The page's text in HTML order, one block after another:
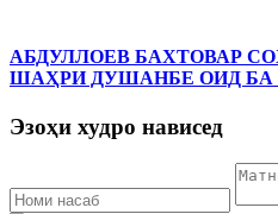
АБДУЛЛОЕВ БАХТОВАР
ШАҲРИ ДУШАНБЕ ОИД БА
Эзоҳи худро нависед